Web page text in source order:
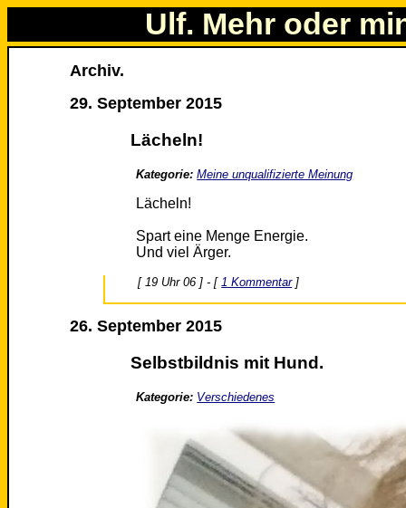
Ulf. Mehr oder
Archiv.
29. September 2015
Lächeln!
Kategorie: Meine unqualifizierte Meinung
Lächeln!
Spart eine Menge Energie.
Und viel Ärger.
[ 19 Uhr 06 ] - [ 1 Kommentar]
26. September 2015
Selbstbildnis mit Hund.
Kategorie: Verschiedenes